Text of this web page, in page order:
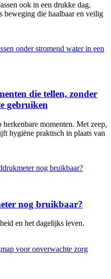
ook in een drukke dag.
beweging die haalbaar en veilig
die tellen, zonder
gebruiken
momenten. Met zeep,
hygiëne praktisch in plaats van
nog bruikbaar?
en het dagelijks leven.